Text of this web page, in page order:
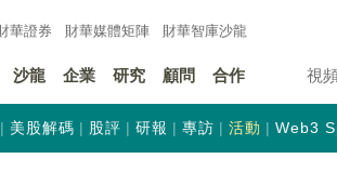
華證券 財華媒體矩陣 財華智庫沙龍
沙龍 企業 研究 顧問 合作 視
美股解碼 股評 研報 專訪 活動 Web3